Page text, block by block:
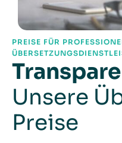
PREISE FÜR
Unsere
Preise